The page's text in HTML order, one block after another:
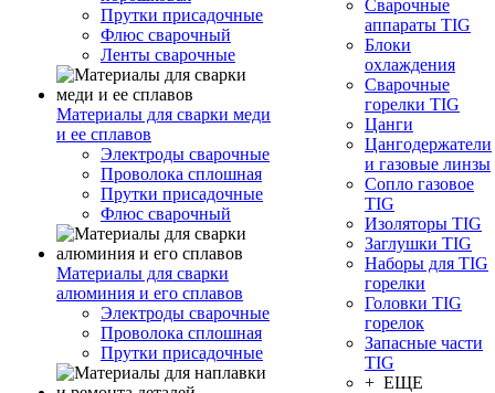
Прутки присадочные
Флюс сварочный
Ленты сварочные
Материалы для сварки меди
и ее сплавов
Электроды сварочные
Проволока сплошная
Прутки присадочные
Флюс сварочный
Материалы для сварки
алюминия и его сплавов
Электроды сварочные
Проволока сплошная
Прутки присадочные
Сварочные
аппараты TIG
Блоки
охлаждения
Сварочные
горелки TIG
Цанги
Цангодержатели
и газовые линзы
Сопло газовое
TIG
Изоляторы TIG
Заглушки TIG
Наборы для TIG
горелки
Головки TIG
горелок
Запасные части
TIG
+ ЕЩЕ